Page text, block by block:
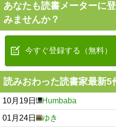
あなたも読書メーターに
みませんか？
今すぐ登録する（無料）
読みおわった読書家最新5
10月19日 Humbaba
01月24日 ゆき